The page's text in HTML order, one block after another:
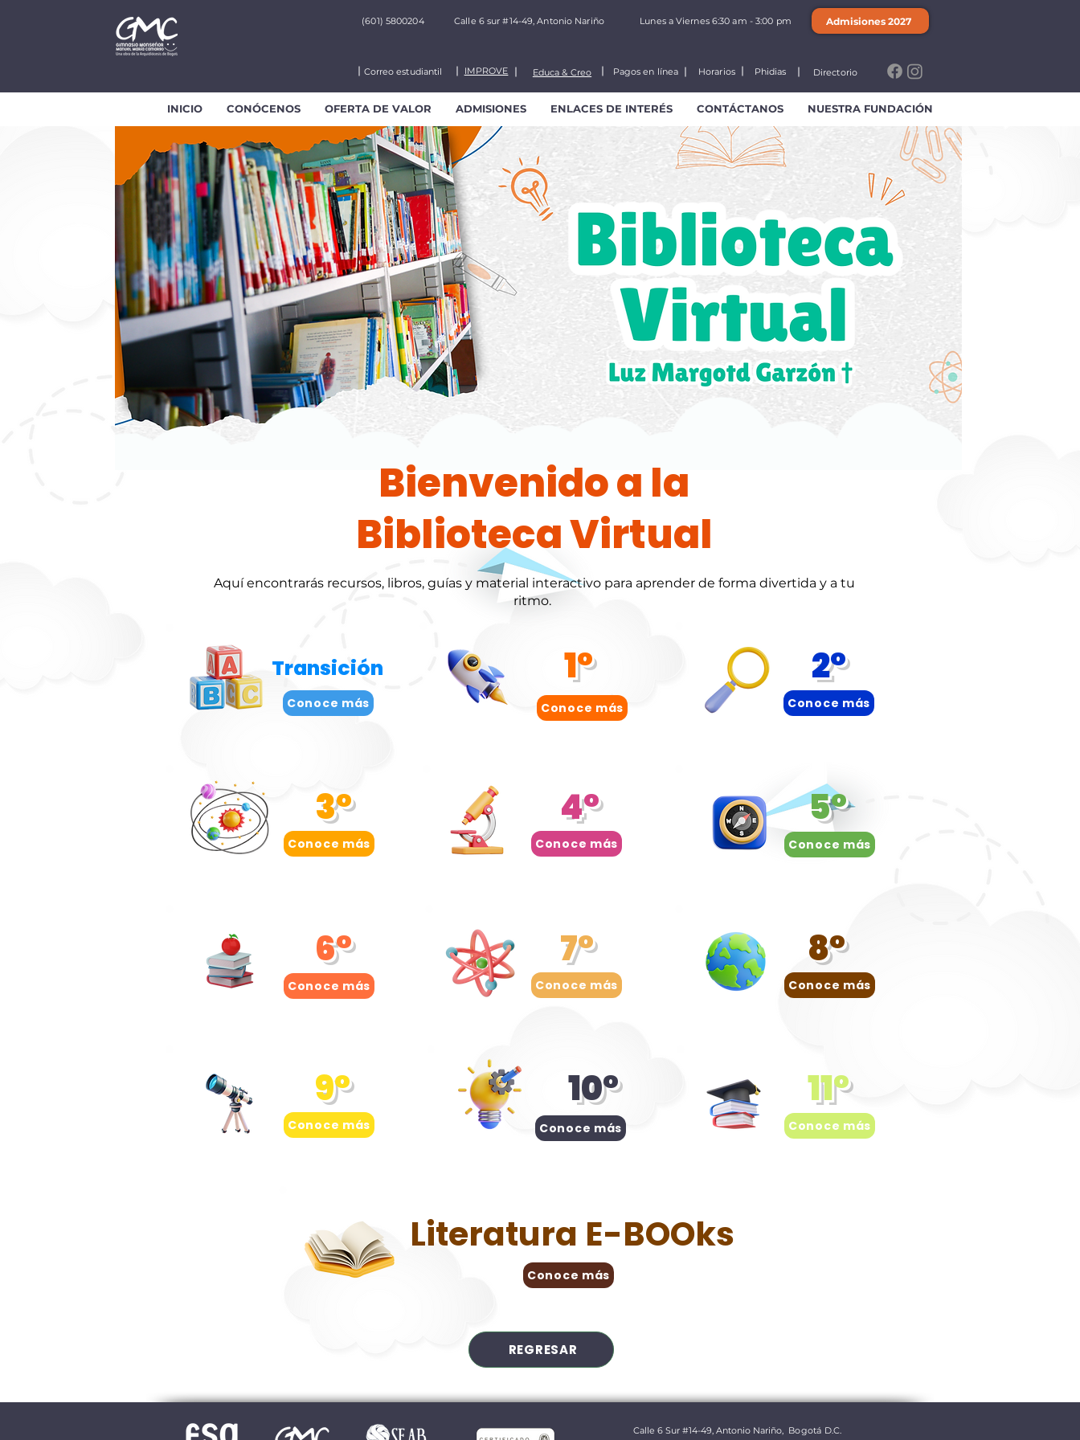
(601) 5800204 Calle 6 sur #14-49, Antonio Nariño Lunes a Viernes 6:30 am - 3:00 pm Admisiones 2027
Correo estudiantil IMPROVE Educa & Creo Pagos en línea Horarios Phidias Directorio
INICIO CONÓCENOS OFERTA DE VALOR ADMISIONES ENLACES DE INTERÉS CONTÁCTANOS NUESTRA FUNDACIÓN
Bienvenido a la
Biblioteca Virtual
Aquí encontrarás recursos, libros, guías y material interactivo para aprender de forma divertida y a tu
ritmo.
Transición
Conoce más
1°
Conoce más
2°
Conoce más
3°
Conoce más
4°
Conoce más
5°
Conoce más
6°
Conoce más
7°
Conoce más
8°
Conoce más
9°
Conoce más
10°
Conoce más
11°
Conoce más
Literatura E-BOOks
Conoce más
REGRESAR
Calle 6 Sur #14-49, Antonio Nariño, Bogotá D.C.